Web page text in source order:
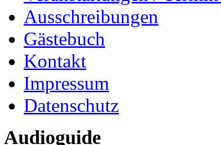
Ausschreibungen
Gästebuch
Kontakt
Impressum
Datenschutz
Audioguide